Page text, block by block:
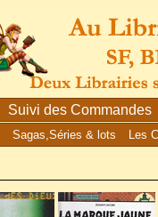
Suivi des Commandes
Sagas,Séries & lots Les